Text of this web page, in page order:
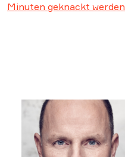
Minuten geknackt werden